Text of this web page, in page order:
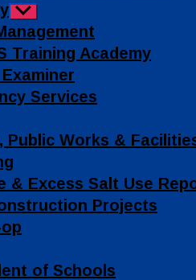
Show
sub
menu
Training Academy
Services
Public Works &
& Excess Salt Use
Projects
of Schools